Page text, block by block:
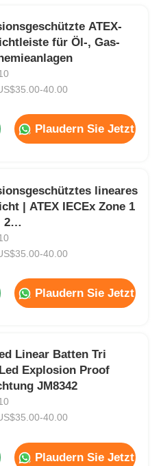
ATEX-
für Öl-, Gas-
40.00
Plaudern Sie Jetzt
lineares
| ATEX IECEx Zone 1
2
40.00
Plaudern Sie Jetzt
Linear Batten Tri
Explosion Proof
JM8342
40.00
Plaudern Sie Jetzt